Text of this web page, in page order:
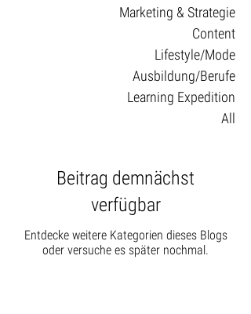
Marketing & Strategie
Content
Lifestyle/Mode
Ausbildung/Berufe
Learning Expedition
All
Beitrag demnächst
verfügbar
Entdecke weitere Kategorien dieses Blogs
oder versuche es später nochmal.